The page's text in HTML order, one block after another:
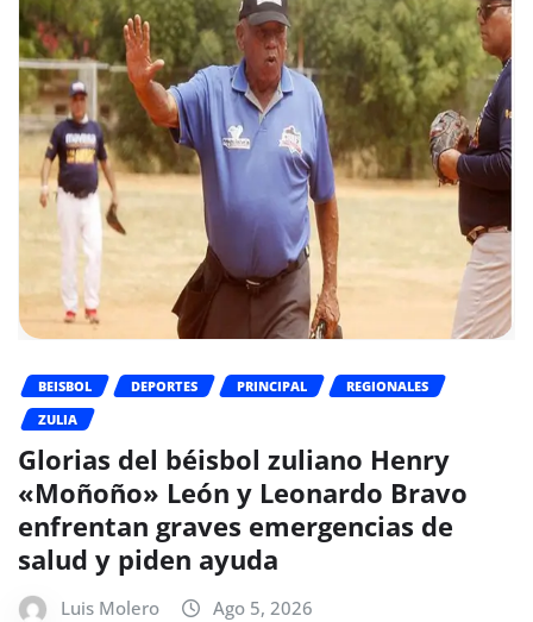
BEISBOL DEPORTES PRINCIPAL
REGIONALES
ZULIA
Glorias del béisbol zuliano Henry
«Moñoño» León y Leonardo Bravo
enfrentan graves emergencias de
salud y piden ayuda
Luis Molero Ago 5, 2026